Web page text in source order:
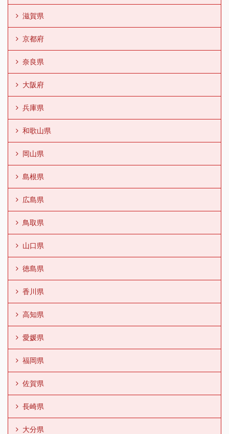
滋賀県
京都府
奈良県
大阪府
兵庫県
和歌山県
岡山県
島根県
広島県
鳥取県
山口県
徳島県
香川県
高知県
愛媛県
福岡県
佐賀県
長崎県
大分県